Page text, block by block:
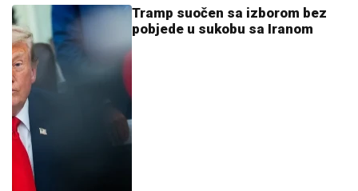
Tramp suočen sa izborom bez
pobjede u sukobu sa Iranom